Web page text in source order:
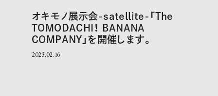
オキモノ展示会-satellite-「The
TOMODACHI！ BANANA
COMPANY」を開催します。
2023.02.16